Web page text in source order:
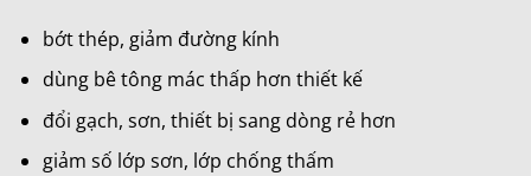
bớt thép, giảm đường kính
dùng bê tông mác thấp hơn thiết kế
đổi gạch, sơn, thiết bị sang dòng rẻ hơn
giảm số lớp sơn, lớp chống thấm